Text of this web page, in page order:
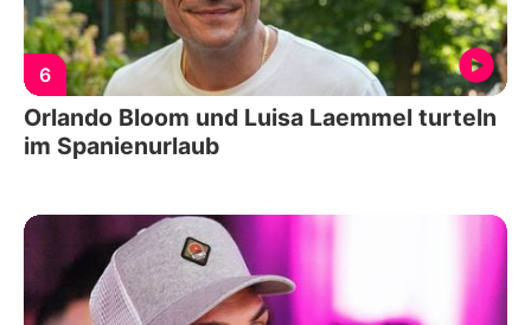
6
Orlando Bloom und Luisa Laemmel turteln
im Spanienurlaub